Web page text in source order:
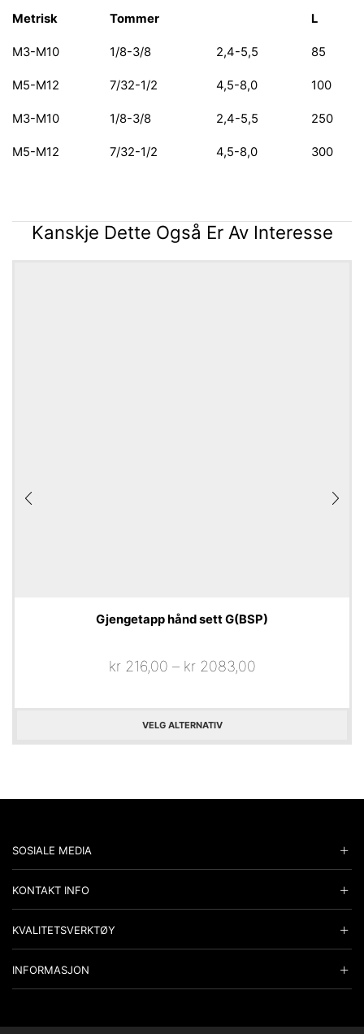
Metrisk Tommer L
M3-M10 1/8-3/8 2,4-5,5 85
M5-M12 7/32-1/2 4,5-8,0 100
M3-M10 1/8-3/8 2,4-5,5 250
M5-M12 7/32-1/2 4,5-8,0 300
Kanskje Dette Også Er Av Interesse
Gjengetapp hånd sett G(BSP)
kr216,00 – kr2083,00
VELG ALTERNATIV
SOSIALE MEDIA
KONTAKT INFO
KVALITETSVERKTØY
INFORMASJON